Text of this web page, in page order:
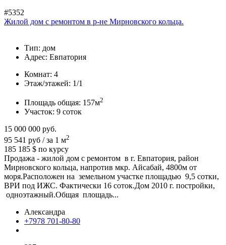
#5352
Жилой дом с ремонтом в р-не Мирновского кольца.
Тип: дом
Адрес: Евпатория
Комнат: 4
Этаж/этажей: 1/1
Площадь общая: 157м2
Участок: 9 соток
15 000 000 руб.
95 541 руб / за 1 м2
185 185 $ по курсу
Продажа - жилой дом с ремонтом в г. Евпатория, район
Мирновского кольца, напротив мкр. Айсабай, 4800м от
моря.Расположен на земельном участке площадью 9,5 сотки,
ВРИ под ИЖС. Фактически 16 соток.Дом 2010 г. постройки,
одноэтажный.Общая площадь...
Александра
+7978 701-80-80